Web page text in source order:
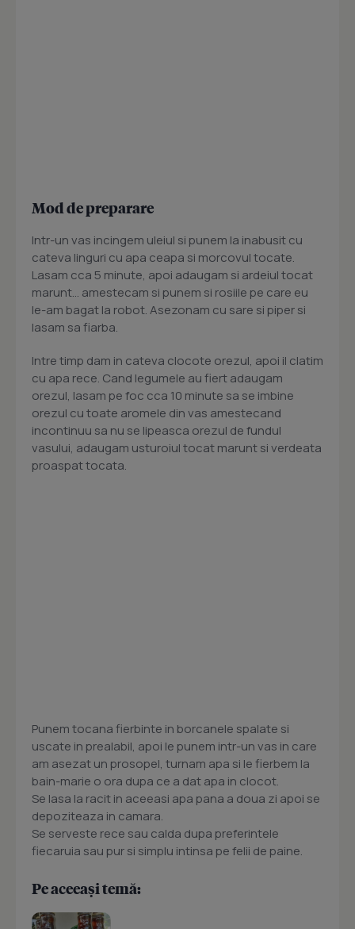
Mod de preparare
Intr-un vas incingem uleiul si punem la inabusit cu
cateva linguri cu apa ceapa si morcovul tocate.
Lasam cca 5 minute, apoi adaugam si ardeiul tocat
marunt... amestecam si punem si rosiile pe care eu
le-am bagat la robot. Asezonam cu sare si piper si
lasam sa fiarba.
Intre timp dam in cateva clocote orezul, apoi il clatim
cu apa rece. Cand legumele au fiert adaugam
orezul, lasam pe foc cca 10 minute sa se imbine
orezul cu toate aromele din vas amestecand
incontinuu sa nu se lipeasca orezul de fundul
vasului, adaugam usturoiul tocat marunt si verdeata
proaspat tocata.
Punem tocana fierbinte in borcanele spalate si
uscate in prealabil, apoi le punem intr-un vas in care
am asezat un prosopel, turnam apa si le fierbem la
bain-marie o ora dupa ce a dat apa in clocot.
Se lasa la racit in aceeasi apa pana a doua zi apoi se
depoziteaza in camara.
Se serveste rece sau calda dupa preferintele
fiecaruia sau pur si simplu intinsa pe felii de paine.
Pe aceeași temă: